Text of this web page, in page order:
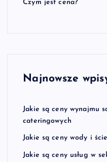
Czym jest cena?
Najnowsze
Jakie są ceny wynajmu
cateringowych
Jakie są ceny wody i
Jakie są ceny usług w